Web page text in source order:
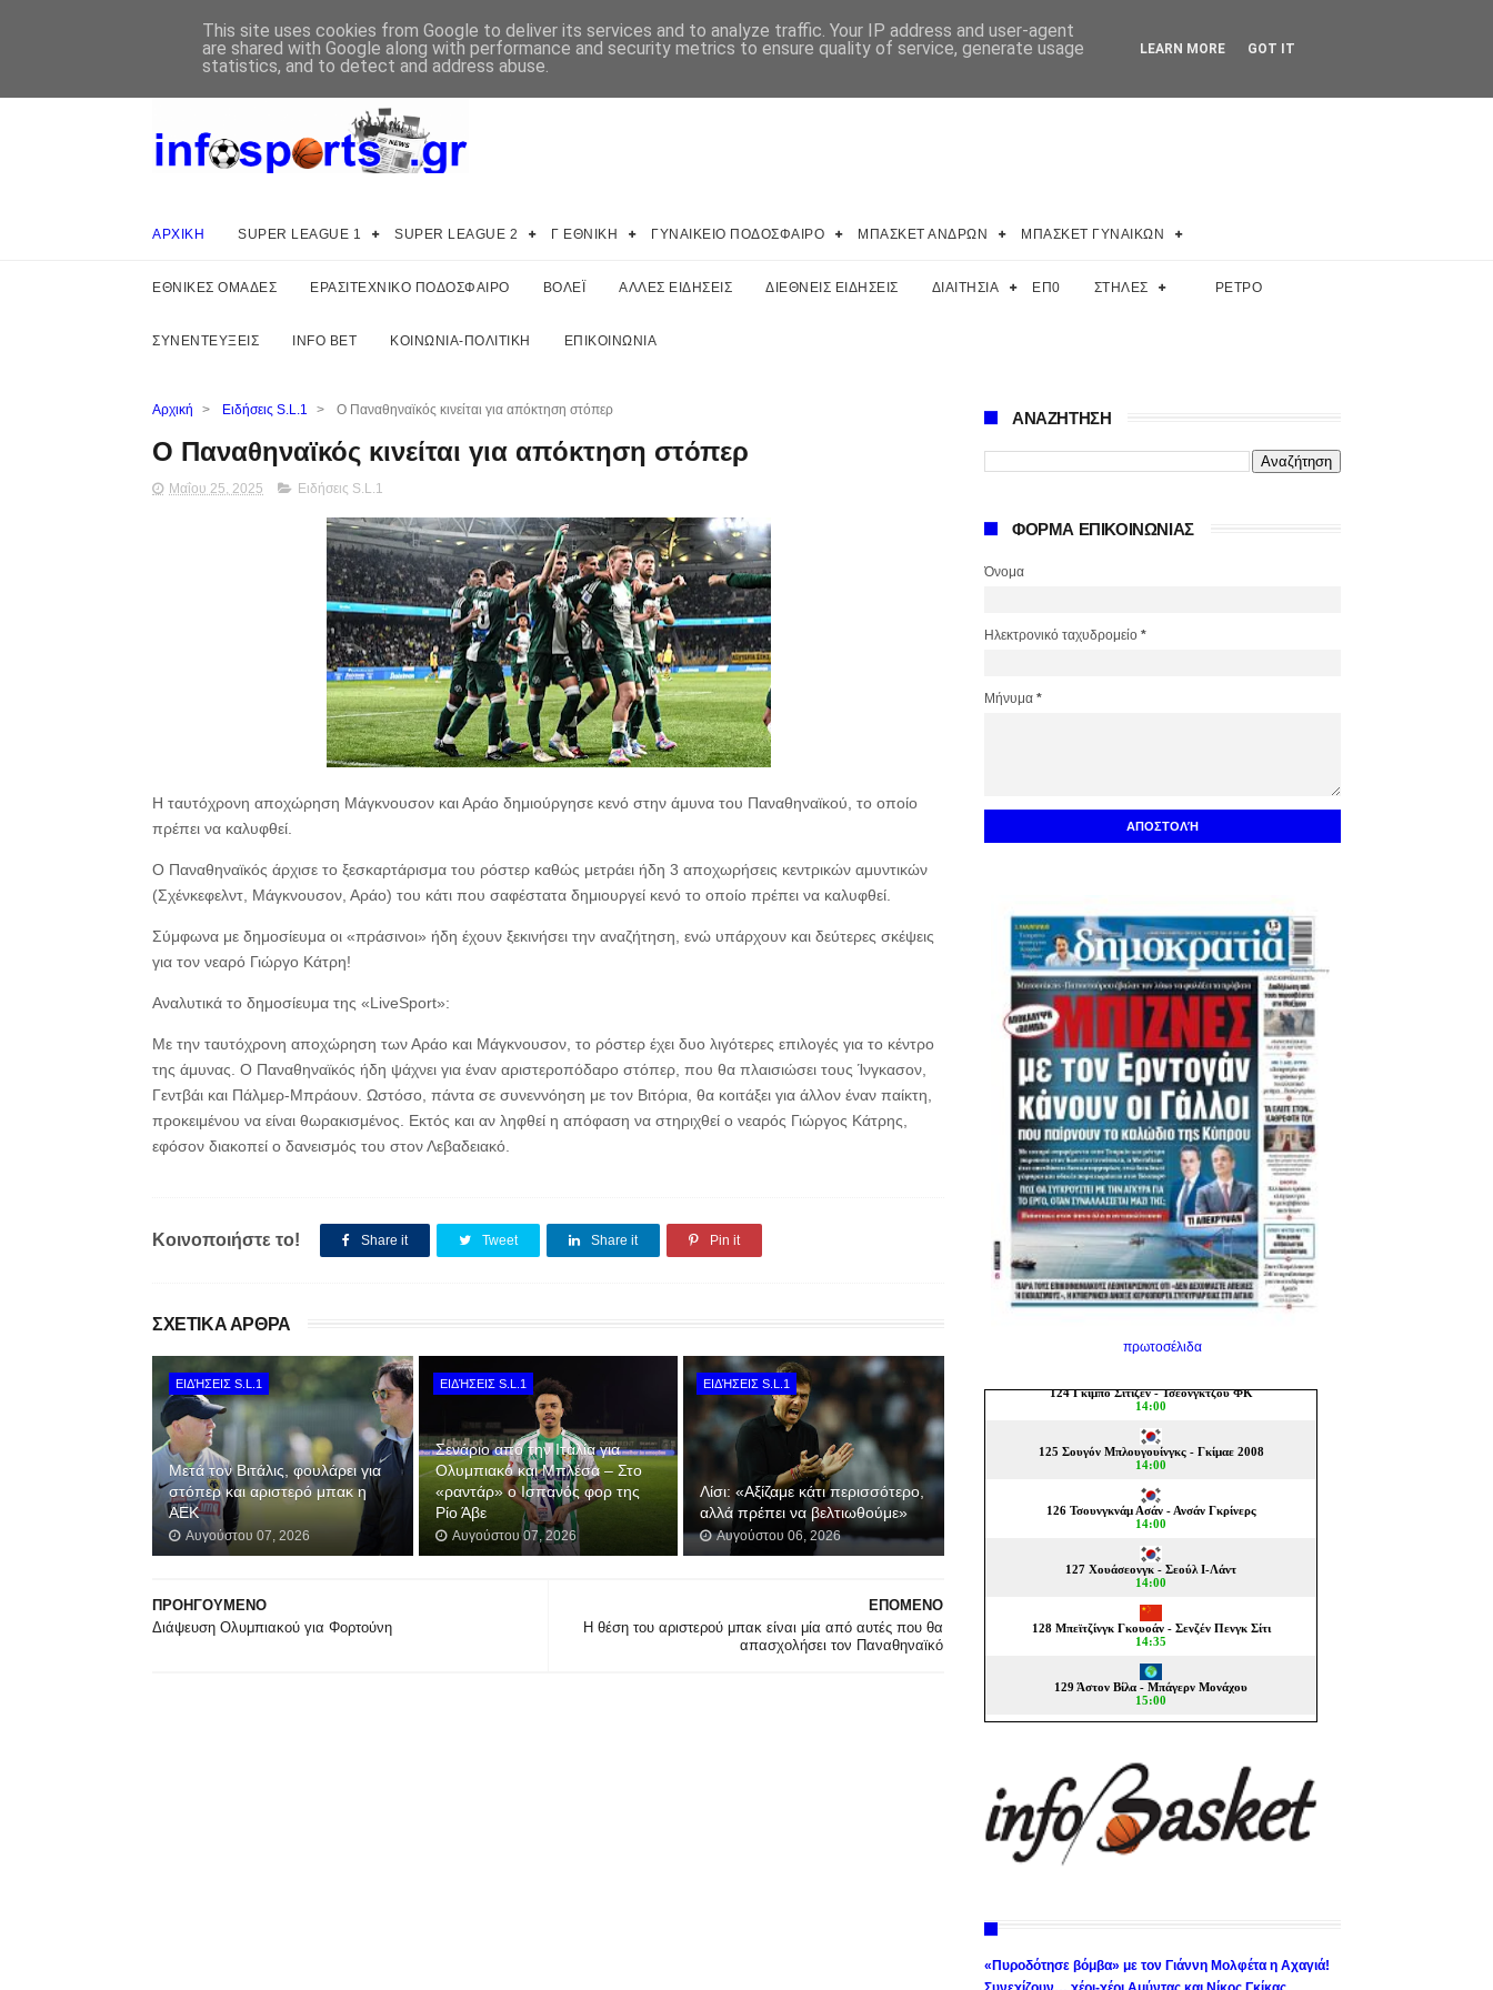
ΑΡΧΙΚΗ SUPER LEAGUE 1 SUPER LEAGUE 2 Γ ΕΘΝΙΚΗ ΓΥΝΑΙΚΕΙΟ ΠΟΔΟΣΦΑΙΡΟ ΜΠΑΣΚΕΤ ΑΝΔΡΩΝ ΜΠΑΣΚΕΤ ΓΥΝΑΙΚΩΝ
ΕΘΝΙΚΕΣ ΟΜΑΔΕΣ ΕΡΑΣΙΤΕΧΝΙΚΟ ΠΟΔΟΣΦΑΙΡΟ ΒΟΛΕΪ ΑΛΛΕΣ ΕΙΔΗΣΕΙΣ ΔΙΕΘΝΕΙΣ ΕΙΔΗΣΕΙΣ ΔΙΑΙΤΗΣΙΑ ΕΠ0 ΣΤΗΛΕΣ ΡΕΤΡΟ
ΣΥΝΕΝΤΕΥΞΕΙΣ INFO BET ΚΟΙΝΩΝΙΑ-ΠΟΛΙΤΙΚΗ ΕΠΙΚΟΙΝΩΝΙΑ
Αρχική > Ειδήσεις S.L.1 > Ο Παναθηναϊκός κινείται για απόκτηση στόπερ
Ο Παναθηναϊκός κινείται για απόκτηση στόπερ
Μαΐου 25, 2025 Ειδήσεις S.L.1
Η ταυτόχρονη αποχώρηση Μάγκνουσον και Αράο δημιούργησε κενό στην άμυνα του Παναθηναϊκού, το οποίο
πρέπει να καλυφθεί.
Ο Παναθηναϊκός άρχισε το ξεσκαρτάρισμα του ρόστερ καθώς μετράει ήδη 3 αποχωρήσεις κεντρικών αμυντικών
(Σχένκεφελντ, Μάγκνουσον, Αράο) του κάτι που σαφέστατα δημιουργεί κενό το οποίο πρέπει να καλυφθεί.
Σύμφωνα με δημοσίευμα οι «πράσινοι» ήδη έχουν ξεκινήσει την αναζήτηση, ενώ υπάρχουν και δεύτερες σκέψεις
για τον νεαρό Γιώργο Κάτρη!
Αναλυτικά το δημοσίευμα της «LiveSport»:
Με την ταυτόχρονη αποχώρηση των Αράο και Μάγκνουσον, το ρόστερ έχει δυο λιγότερες επιλογές για το κέντρο
της άμυνας. Ο Παναθηναϊκός ήδη ψάχνει για έναν αριστεροπόδαρο στόπερ, που θα πλαισιώσει τους Ίνγκασον,
Γεντβάι και Πάλμερ-Μπράουν. Ωστόσο, πάντα σε συνεννόηση με τον Βιτόρια, θα κοιτάξει για άλλον έναν παίκτη,
προκειμένου να είναι θωρακισμένος. Εκτός και αν ληφθεί η απόφαση να στηριχθεί ο νεαρός Γιώργος Κάτρης,
εφόσον διακοπεί ο δανεισμός του στον Λεβαδειακό.
Κοινοποιήστε το! Share it Tweet Share it Pin it
ΣΧΕΤΙΚΑ ΑΡΘΡΑ
ΕΙΔΉΣΕΙΣ S.L.1
Μετά τον Βιτάλις, φουλάρει για
στόπερ και αριστερό μπακ η
ΑΕΚ
Αυγούστου 07, 2026
ΕΙΔΉΣΕΙΣ S.L.1
Σενάριο από την Ιταλία για
Ολυμπιακό και Μπλέσα – Στο
«ραντάρ» ο Ισπανός φορ της
Ρίο Άβε
Αυγούστου 07, 2026
ΕΙΔΉΣΕΙΣ S.L.1
Λίσι: «Αξίζαμε κάτι περισσότερο,
αλλά πρέπει να βελτιωθούμε»
Αυγούστου 06, 2026
ΕΠΟΜΕΝΟ
Η θέση του αριστερού μπακ είναι μία από αυτές που θα
απασχολήσει τον Παναθηναϊκό
ΠΡΟΗΓΟΥΜΕΝΟ
Διάψευση Ολυμπιακού για Φορτούνη
ΑΝΑΖΗΤΗΣΗ
ΦΟΡΜΑ ΕΠΙΚΟΙΝΩΝΙΑΣ
Όνομα
Ηλεκτρονικό ταχυδρομείο *
Μήνυμα *
πρωτοσέλιδα
«Πυροδότησε βόμβα» με τον Γιάννη Μολφέτα η Αχαγιά!
This site uses cookies from Google to deliver its services and to analyze traffic. Your IP address and user-agent
are shared with Google along with performance and security metrics to ensure quality of service, generate usage
statistics, and to detect and address abuse.
LEARN MORE GOT IT